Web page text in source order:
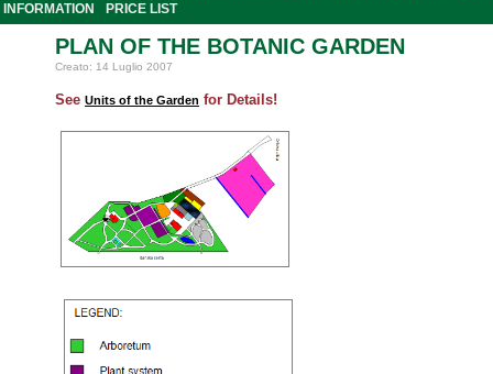
INFORMATION
PRICE LIST
PLAN OF THE BOTANIC GARDEN
Creato: 14 Luglio 2007
See Units of the Garden for Details!